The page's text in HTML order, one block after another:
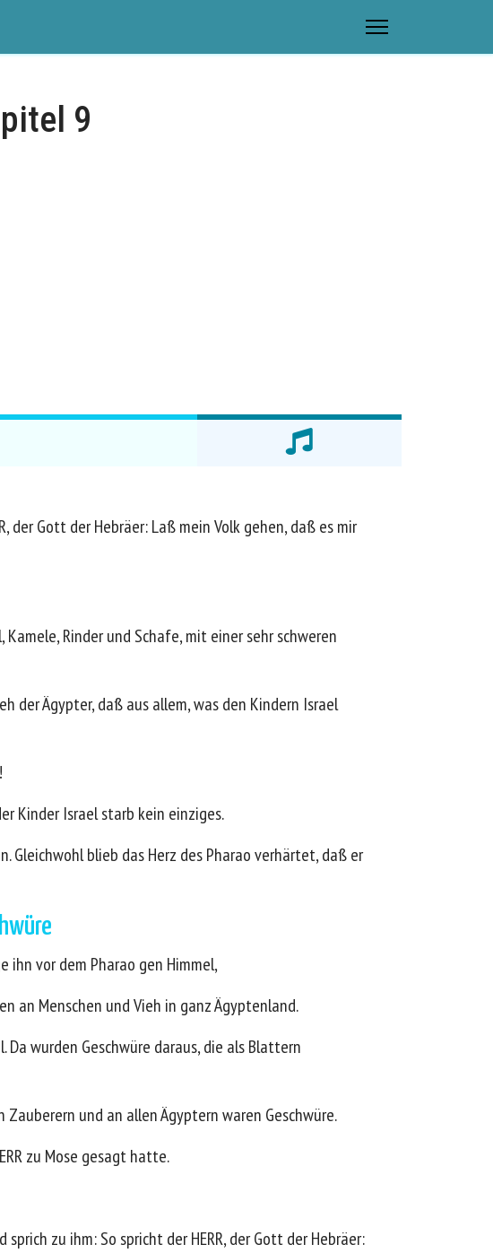
9
der Gott der Hebräer: Laß mein Volk gehen, daß es mir
Kamele, Rinder und Schafe, mit einer sehr schweren
der Ägypter, daß aus allem, was den Kindern Israel
Kinder Israel starb kein einziges.
Gleichwohl blieb das Herz des Pharao verhärtet, daß er
ihn vor dem Pharao gen Himmel,
an Menschen und Vieh in ganz Ägyptenland.
wurden Geschwüre daraus, die als Blattern
und an allen Ägyptern waren Geschwüre.
zu Mose gesagt hatte.
zu ihm: So spricht der HERR, der Gott der Hebräer: